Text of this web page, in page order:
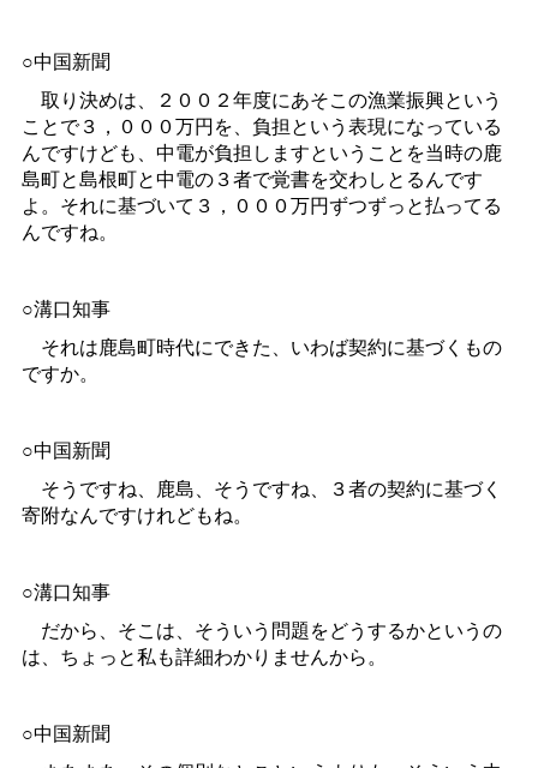
○中国新聞
取り決めは、２００２年度にあそこの漁業振興という
ことで３，０００万円を、負担という表現になっている
んですけども、中電が負担しますということを当時の鹿
島町と島根町と中電の３者で覚書を交わしとるんです
よ。それに基づいて３，０００万円ずつずっと払ってる
んですね。
○溝口知事
それは鹿島町時代にできた、いわば契約に基づくもの
ですか。
○中国新聞
そうですね、鹿島、そうですね、３者の契約に基づく
寄附なんですけれどもね。
○溝口知事
だから、そこは、そういう問題をどうするかというの
は、ちょっと私も詳細わかりませんから。
○中国新聞